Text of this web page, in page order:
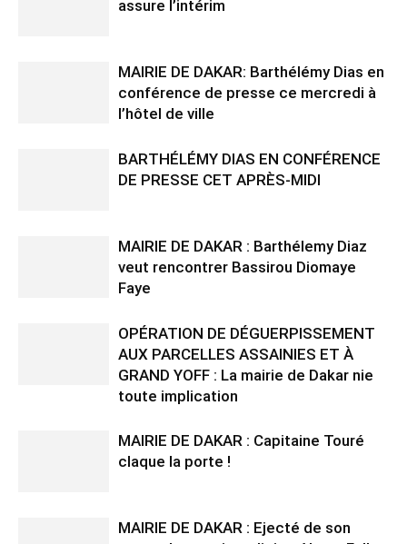
assure l’intérim
MAIRIE DE DAKAR: Barthélémy Dias en
conférence de presse ce mercredi à
l’hôtel de ville
BARTHÉLÉMY DIAS EN CONFÉRENCE
DE PRESSE CET APRÈS-MIDI
MAIRIE DE DAKAR : Barthélemy Diaz
veut rencontrer Bassirou Diomaye
Faye
OPÉRATION DE DÉGUERPISSEMENT
AUX PARCELLES ASSAINIES ET À
GRAND YOFF : La mairie de Dakar nie
toute implication
MAIRIE DE DAKAR : Capitaine Touré
claque la porte !
MAIRIE DE DAKAR : Ejecté de son